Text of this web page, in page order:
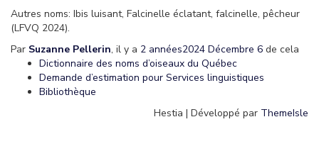
Autres noms: Ibis luisant, Falcinelle éclatant, falcinelle, pêcheur
(LFVQ 2024).
Par Suzanne Pellerin, il y a 2 années2024 Décembre 6 de cela
Dictionnaire des noms d’oiseaux du Québec
Demande d’estimation pour Services linguistiques
Bibliothèque
Hestia | Développé par ThemeIsle